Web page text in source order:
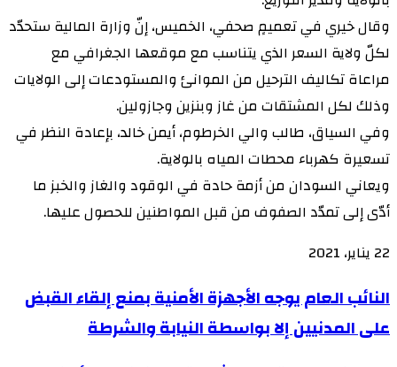
وقال خيري في تعميمٍ صحفي، الخميس، إنّ وزارة المالية ستحدّد
لكلّ ولاية السعر الذي يتناسب مع موقعها الجغرافي مع
مراعاة تكاليف الترحيل من الموانئ والمستودعات إلى الولايات
وذلك لكل المشتقات من غاز وبنزين وجازولين.
وفي السياق، طالب والي الخرطوم، أيمن خالد، بإعادة النظر في
تسعيرة كهرباء محطات المياه بالولاية.
ويعاني السودان من أزمة حادة في الوقود والغاز والخبز ما
أدّى إلى تمدّد الصفوف من قبل المواطنين للحصول عليها.
22 يناير، 2021
النائب
العام
النائب العام يوجه الأجهزة الأمنية بمنع إلقاء القبض
على المدنيين إلا بواسطة النيابة والشرطة